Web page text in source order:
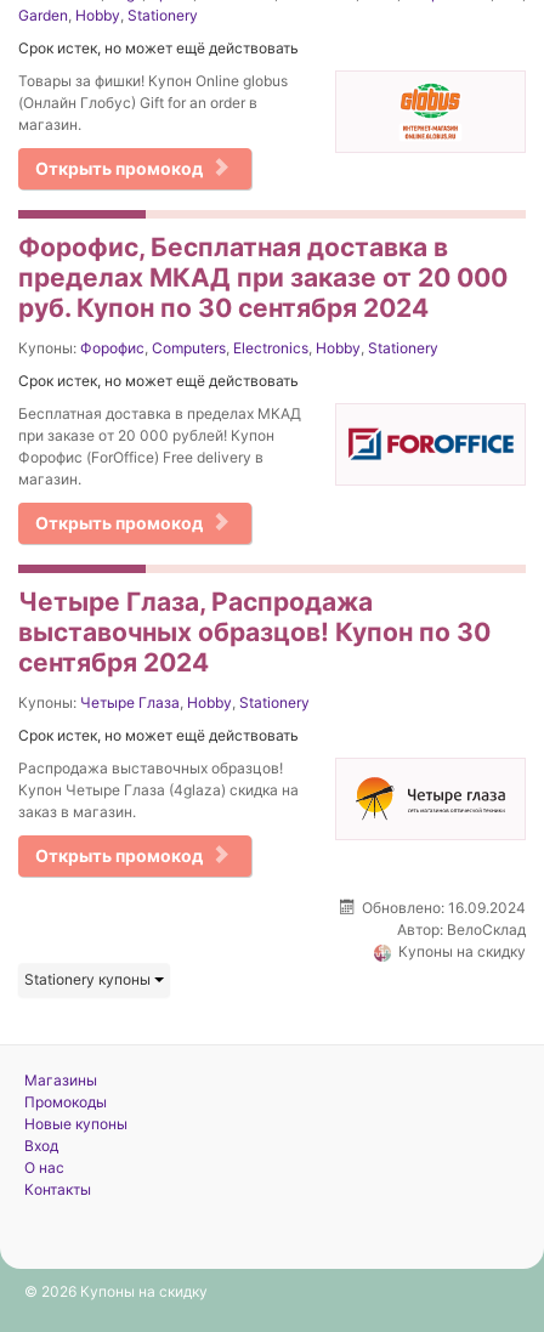
Garden, Hobby, Stationery
Срок истек, но может ещё действовать
Товары за фишки! Купон Online globus
(Онлайн Глобус) Gift for an order в
магазин.
Открыть промокод
Форофис, Бесплатная доставка в
пределах МКАД при заказе от 20 000
руб. Купон по 30 сентября 2024
Купоны: Форофис, Computers, Electronics, Hobby, Stationery
Срок истек, но может ещё действовать
Бесплатная доставка в пределах МКАД
при заказе от 20 000 рублей! Купон
Форофис (ForOffice) Free delivery в
магазин.
Открыть промокод
Четыре Глаза, Распродажа
выставочных образцов! Купон по 30
сентября 2024
Купоны: Четыре Глаза, Hobby, Stationery
Срок истек, но может ещё действовать
Распродажа выставочных образцов!
Купон Четыре Глаза (4glaza) скидка на
заказ в магазин.
Открыть промокод
Обновлено: 16.09.2024
Автор: ВелоСклад
Купоны на скидку
Stationery купоны
Магазины
Промокоды
Новые купоны
Вход
О нас
Контакты
© 2026 Купоны на скидку